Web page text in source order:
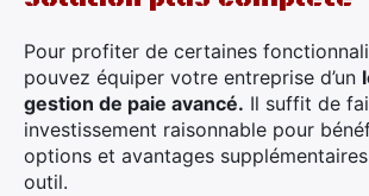
Pour profiter de certaines
pouvez équiper votre entreprise d’un
gestion de paie avancé. Il suffit de
investissement raisonnable pour
options et avantages
outil.